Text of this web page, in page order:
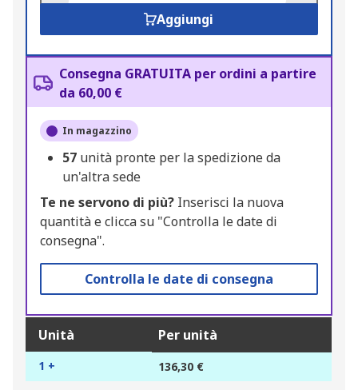
Aggiungi
Consegna GRATUITA per ordini a partire
da 60,00 €
In magazzino
57 unità pronte per la spedizione da
un'altra sede
Te ne servono di più? Inserisci la nuova
quantità e clicca su "Controlla le date di
consegna".
Controlla le date di consegna
Unità Per unità
1 + 136,30 €